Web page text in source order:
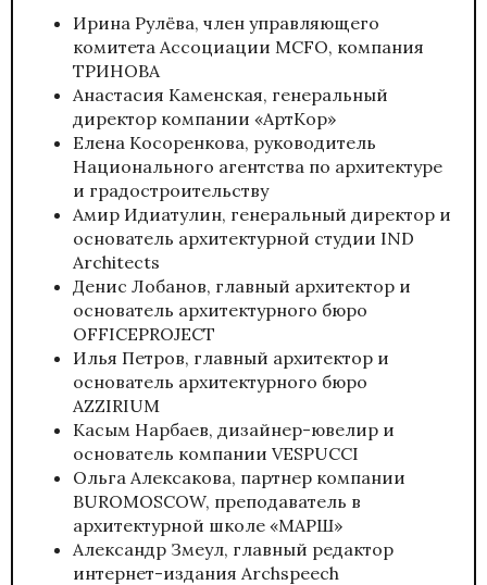
Ирина Рулёва, член управляющего
комитета Aссоциации MCFO, компания
ТРИНОВА
Анастасия Каменская, генеральный
директор компании «АртКор»
Елена Косоренкова, руководитель
Национального агентства по архитектуре
и градостроительству
Амир Идиатулин, генеральный директор и
основатель архитектурной студии IND
Architects
Денис Лобанов, главный архитектор и
основатель архитектурного бюро
OFFICEPROJECT
Илья Петров, главный архитектор и
основатель архитектурного бюро
AZZIRIUM
Касым Нарбаев, дизайнер-ювелир и
основатель компании VESPUCCI
Ольга Алексакова, партнер компании
BUROMOSCOW, преподаватель в
архитектурной школе «МАРШ»
Александр Змеул, главный редактор
интернет-издания Archspeech